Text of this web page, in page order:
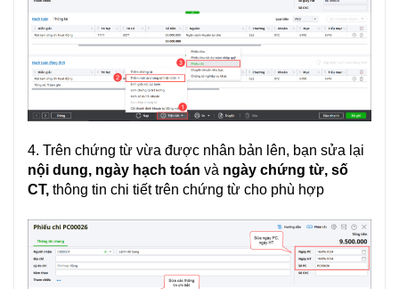
Lưu ý:
tại đây
4. Trên chứng từ vừa được nhân bản lên, bạn sửa lại
nội dung, ngày hạch toán và ngày chứng từ, số
CT, thông tin chi tiết trên chứng từ cho phù hợp